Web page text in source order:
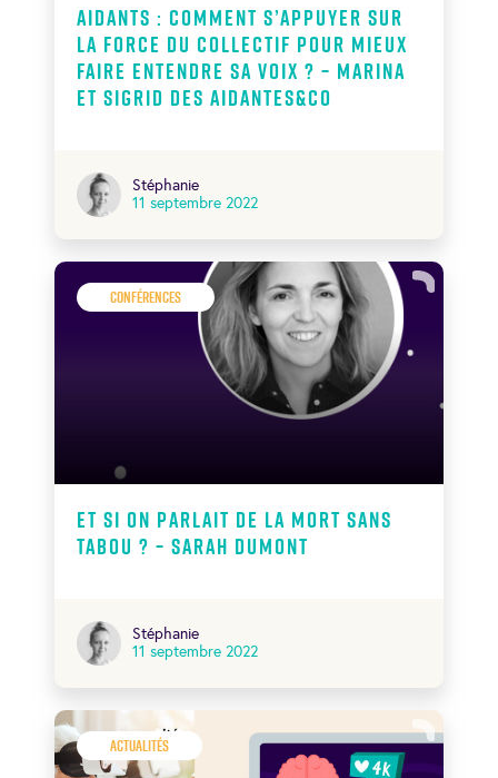
Aidants : comment s’appuyer sur
la force du collectif pour mieux
faire entendre sa voix ? – Marina
et Sigrid des Aidantes&co
Stéphanie
11 septembre 2022
Conférences
Et si on parlait de la mort sans
tabou ? – Sarah Dumont
Stéphanie
11 septembre 2022
Actualités